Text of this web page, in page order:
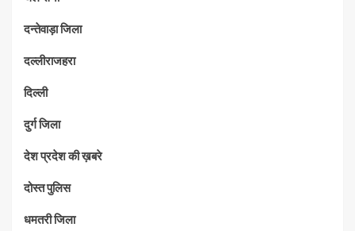
दन्तेवाड़ा जिला
दल्लीराजहरा
दिल्ली
दुर्ग जिला
देश प्रदेश की ख़बरे
दोस्त पुलिस
धमतरी जिला